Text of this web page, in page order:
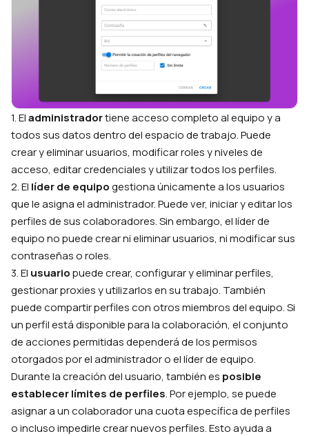
1. Eladministradortiene acceso completo al equipo y a
todos sus datos dentro del espacio de trabajo. Puede
crear y eliminar usuarios, modificar roles y niveles de
acceso, editar credenciales y utilizar todos los perfiles.
2. El líder de equipogestiona únicamente a los usuarios
que le asigna el administrador. Puede ver, iniciar y editar los
perfiles de sus colaboradores. Sin embargo, el líder de
equipo no puede crear ni eliminar usuarios, ni modificar sus
contraseñas o roles.
3. El usuariopuede crear, configurar y eliminar perfiles,
gestionar proxies y utilizarlos en su trabajo. También
puede compartir perfiles con otros miembros del equipo. Si
un perfil está disponible para la colaboración, el conjunto
de acciones permitidas dependerá de los permisos
otorgados por el administrador o el líder de equipo.
Durante la creación del usuario, también es posible
establecer límites de perfiles. Por ejemplo, se puede
asignar a un colaborador una cuota específica de perfiles
o incluso impedirle crear nuevos perfiles. Esto ayuda a